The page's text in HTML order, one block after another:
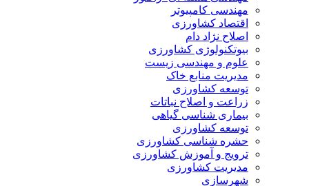
مهندسی کامپیوتر
اقتصاد کشاورزی
اصلاح نژاد دام
بیوتکنولوژی کشاورزی
علوم و مهندسی زیست
مدیریت منابع خاک
توسعه کشاورزی
زراعت و اصلاح نباتات
بیماری شناسی گیاهی
توسعه کشاورزی
حشره شناسی کشاورزی
ترویج و آموزش کشاورزی
مدیریت کشاورزی
شهرسازی